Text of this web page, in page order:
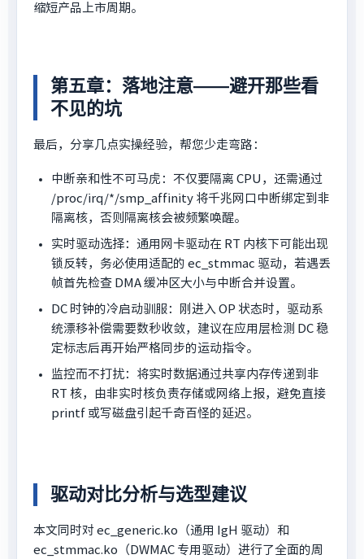
缩短产品上市周期。
第五章：落地注意——避开那些看
不见的坑
最后，分享几点实操经验，帮您少走弯路：
中断亲和性不可马虎：不仅要隔离 CPU，还需通过
/proc/irq/*/smp_affinity 将千兆网口中断绑定到非
隔离核，否则隔离核会被频繁唤醒。
实时驱动选择：通用网卡驱动在 RT 内核下可能出现
锁反转，务必使用适配的 ec_stmmac 驱动，若遇丢
帧首先检查 DMA 缓冲区大小与中断合并设置。
DC 时钟的冷启动驯服：刚进入 OP 状态时，驱动系
统漂移补偿需要数秒收敛，建议在应用层检测 DC 稳
定标志后再开始严格同步的运动指令。
监控而不打扰：将实时数据通过共享内存传递到非
RT 核，由非实时核负责存储或网络上报，避免直接
printf 或写磁盘引起千奇百怪的延迟。
驱动对比分析与选型建议
本文同时对 ec_generic.ko（通用 IgH 驱动）和
ec_stmmac.ko（DWMAC 专用驱动）进行了全面的周